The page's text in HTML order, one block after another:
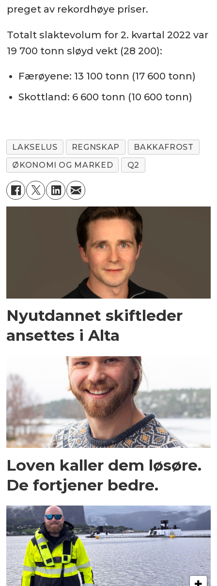
preget av rekordhøye priser.
Totalt slaktevolum for 2. kvartal 2022 var
19 700 tonn sløyd vekt (28 200):
Færøyene: 13 100 tonn (17 600 tonn)
Skottland: 6 600 tonn (10 600 tonn)
LAKSELUS REGNSKAP
BAKKAFROST
ØKONOMI OG MARKED
Q2
Nyutdannet skiftleder
ansettes i Alta
Loven kaller dem løsøre.
De fortjener bedre.